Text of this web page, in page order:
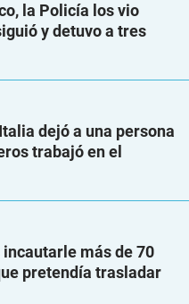
la Policía los vio
y detuvo a tres
dejó a una persona
trabajó en el
más de 70
pretendía trasladar